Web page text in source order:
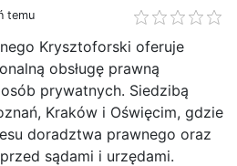
temu
Krysztoforski oferuje
obsługę prawną
prywatnych. Siedzibą
Kraków i Oświęcim, gdzie
doradztwa prawnego oraz
sądami i urzędami.